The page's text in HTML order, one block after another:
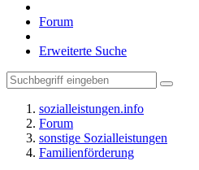
Forum
Erweiterte Suche
sozialleistungen.info
Forum
sonstige Sozialleistungen
Familienförderung